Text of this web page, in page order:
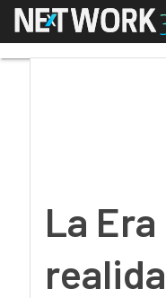
Menú
La